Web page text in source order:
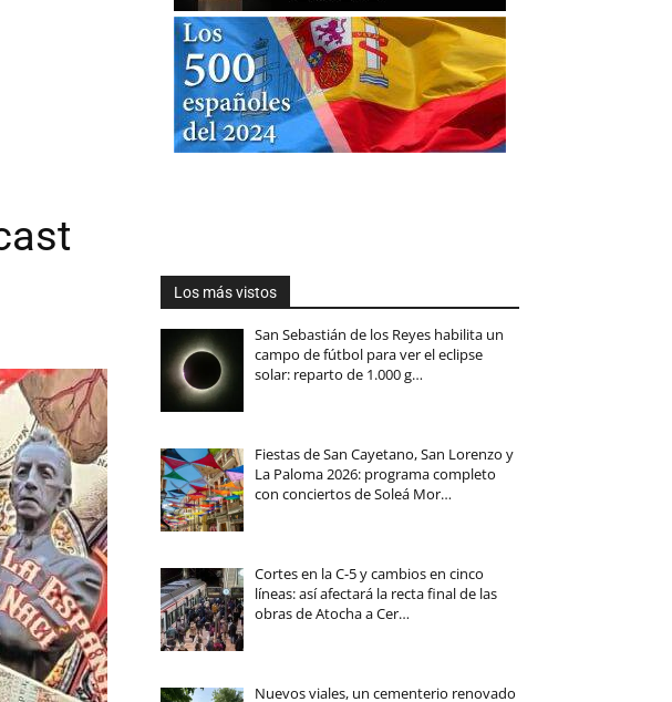
Los más vistos
San Sebastián de los Reyes habilita un
campo de fútbol para ver el eclipse
solar: reparto de 1.000 g…
Fiestas de San Cayetano, San Lorenzo y
La Paloma 2026: programa completo
con conciertos de Soleá Mor…
Cortes en la C-5 y cambios en cinco
líneas: así afectará la recta final de las
obras de Atocha a Cer…
Nuevos viales, un cementerio renovado